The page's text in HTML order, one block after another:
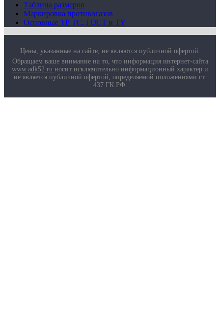
Таблица размеров
Маркировка противогазов
Основные ТР ТС, ГОСТ и ТУ
Цены, указанные на сайте, не являются публичной офертой.
Обращаем ваше внимание на то, что информация интернет-сайта
www.adk52.ru носит исключительно информационный характер и
не является публичной офертой, определяемой положениями ст.
437 ГК РФ.